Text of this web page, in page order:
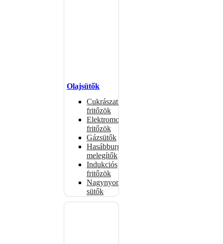
Olajsütők
Cukrászati
fritőzök
Elektromos
fritőzök
Gázsütők
Hasábburgonya
melegítők
Indukciós
fritőzök
Nagynyomású
sütők